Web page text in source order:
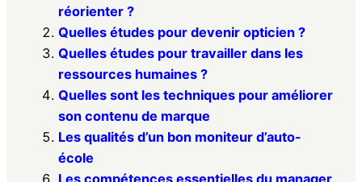
réorienter ?
Quelles études pour devenir opticien ?
Quelles études pour travailler dans les
ressources humaines ?
Quelles sont les techniques pour améliorer
son contenu de marque
Les qualités d’un bon moniteur d’auto-
école